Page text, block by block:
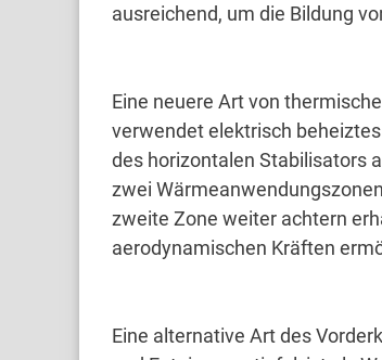
ausreichend, um die Bildung
Eine neuere Art von
verwendet elektrisch
des horizontalen Stabilisators
zwei
zweite Zone weiter achtern
aerodynamischen Kräften
Eine alternative Art des